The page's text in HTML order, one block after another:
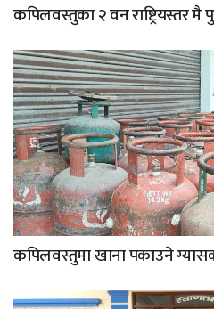
कपिलवस्तुका २ वन राष्ट्रियस्तर
कपिलवस्तुमा खाना पकाउने